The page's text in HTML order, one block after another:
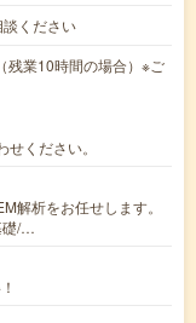
ください
残業10時間の場合）※ご
ください。
解析をお任せします。
礎/…